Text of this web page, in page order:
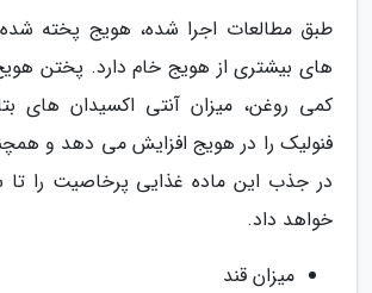
طبق مطالعات اجرا شده، هویج پخته
های بیشتری از هویج خام دارد. پختن
کمی روغن، میزان آنتی اکسیدان های
فنولیک را در هویج افزایش می دهد و
در جذب این ماده غذایی پرخاصیت را تا
خواهد داد.
میزان قند